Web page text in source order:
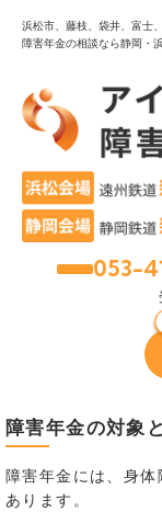
浜松市、藤枝、袋井、富士
障害年金の相談なら静岡・
053-
障害年金の対象
障害年金には、身
あります。